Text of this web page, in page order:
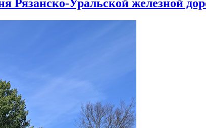
Рязанско-Уральской железной